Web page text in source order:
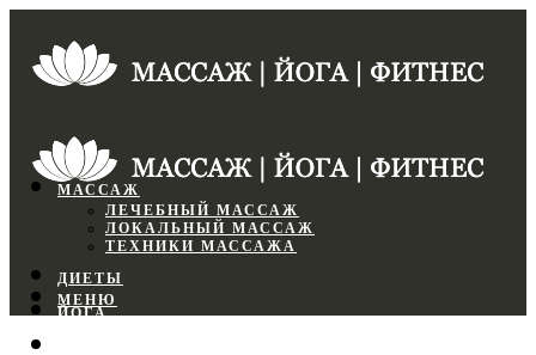
МАССАЖ
ЛЕЧЕБНЫЙ МАССАЖ
ЛОКАЛЬНЫЙ МАССАЖ
ТЕХНИКИ МАССАЖА
ДИЕТЫ
ЙОГА
МЕНЮ